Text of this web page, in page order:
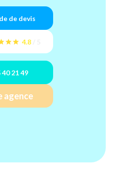
4.8
de devis
40 21 49
agence